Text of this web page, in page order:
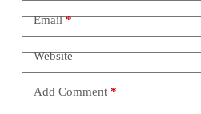
Email*
Website
Add Comment*